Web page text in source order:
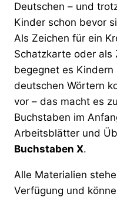
Deutschen – und
Kinder schon bevor
Als Zeichen für ein
Schatzkarte oder als
begegnet es Kindern
deutschen Wörtern
vor – das macht es
Buchstaben im
Arbeitsblätter und
Buchstaben X.
Alle Materialien
Verfügung und